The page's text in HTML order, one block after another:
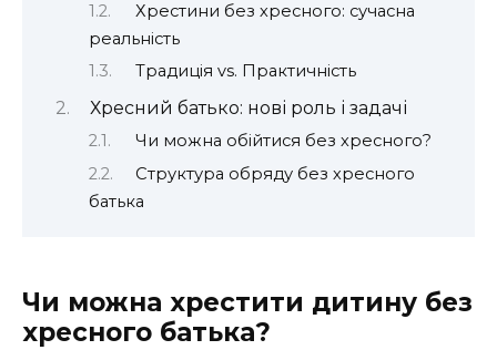
Хрестини без хресного: сучасна
реальність
Традиція vs. Практичність
Хресний батько: нові роль і задачі
Чи можна обійтися без хресного?
Структура обряду без хресного
батька
Чи можна хрестити дитину без
хресного батька?